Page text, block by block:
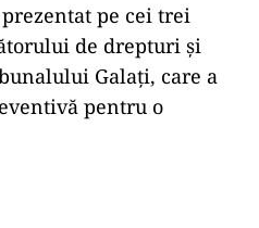
pe cei trei
de drepturi și
Galați, care a
pentru o